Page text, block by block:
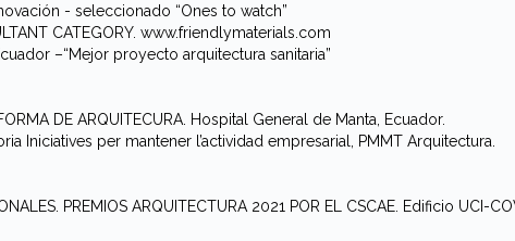
- seleccionado “Ones to watch”
CATEGORY. www.friendlymaterials.com
–“Mejor proyecto arquitectura sanitaria”
DE ARQUITECURA. Hospital General de Manta, Ecuador.
Iniciatives per mantener l’actividad empresarial, PMMT Arquitectura.
PREMIOS ARQUITECTURA 2021 POR EL CSCAE. Edificio UCI-